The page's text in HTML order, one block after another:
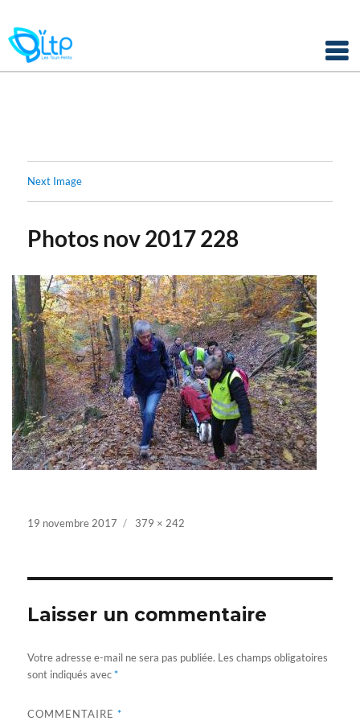
Skip
to
Next Image
Photos nov 2017 228
Posted
19 novembre 2017
Full
379 × 242
Laisser un commentaire
Votre adresse e-mail ne sera pas publiée. Les champs obligatoires
sont indiqués avec*
COMMENTAIRE*